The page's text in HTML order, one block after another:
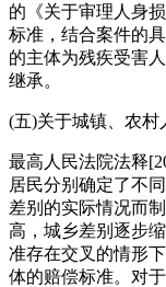
的《关于审理人身
标准，结合案件的
的主体为残疾受害
继承。
(五)关于城镇、农村
最高人民法院法释
居民分别确定了不
差别的实际情况而
高，城乡差别逐步
准存在交叉的情形
体的赔偿标准。对